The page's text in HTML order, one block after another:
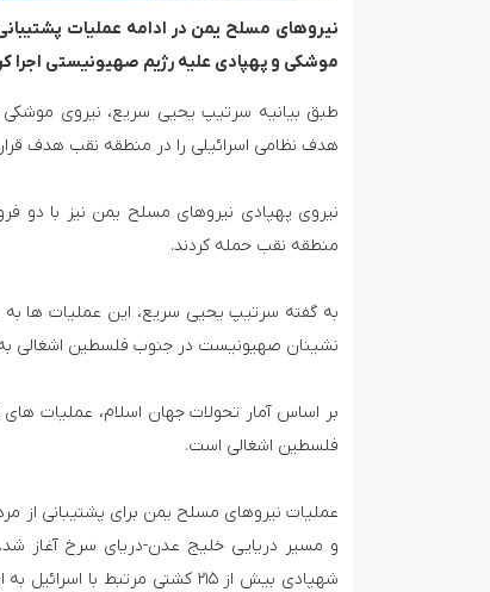
نیروهای مسلح یمن در ادامه عملیات
موشکی و پهپادی علیه رژیم صهیونیستی اجرا
هدف نظامی اسرائیلی را در منطقه نقب هدف قرار
نیروی پهپادی نیروهای مسلح یمن نیز با دو
منطقه نقب حمله کردند.
به گفته سرتیپ یحیی سریع، این عملیات ها
نشینان صهیونیست در جنوب فلسطین اشغالی به
بر اساس آمار تحولات جهان اسلام، عملیات
فلسطین اشغالی است.
و مسیر دریایی خلیج عدن-دریای سرخ آغاز
شهپادی بیش از ۲۱۵ کشتی